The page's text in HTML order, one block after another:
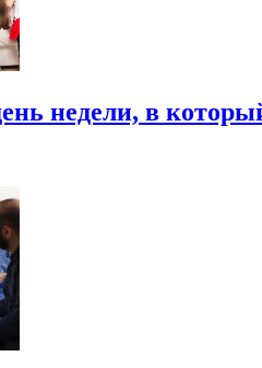
недели, в